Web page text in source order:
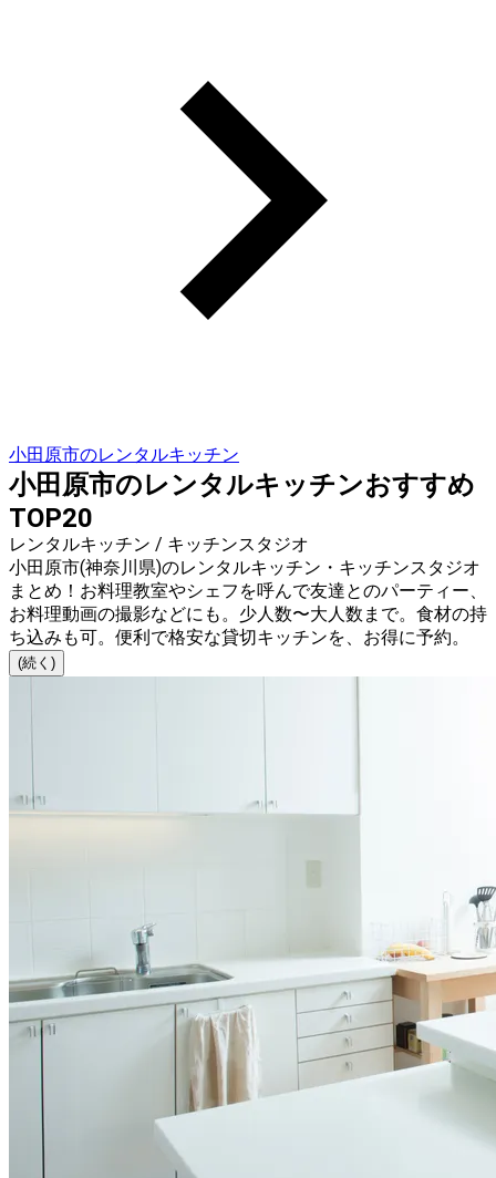
小田原市のレンタルキッチン
小田原市のレンタルキッチンおすすめ
TOP20
レンタルキッチン / キッチンスタジオ
小田原市(神奈川県)のレンタルキッチン・キッチンスタジオ
まとめ！お料理教室やシェフを呼んで友達とのパーティー、
お料理動画の撮影などにも。少人数〜大人数まで。食材の持
ち込みも可。便利で格安な貸切キッチンを、お得に予約。
(続く)